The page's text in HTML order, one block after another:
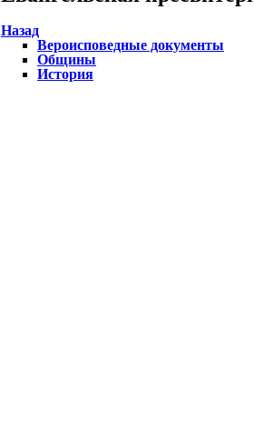
Назад
Вероисповедные документы
Общины
История